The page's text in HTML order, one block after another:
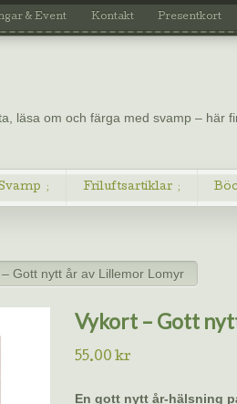
& Event Kontakt Presentkort
läsa om och färga med svamp – här
Friluftsartiklar
– Gott nytt år av Lillemor Lomyr
Vykort – Gott
55.00 kr
En gott nytt år-hälsning